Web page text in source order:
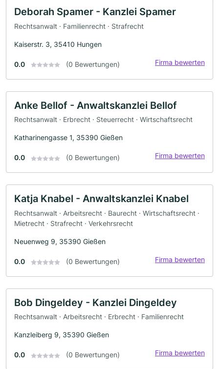
Deborah Spamer - Kanzlei Spamer
Rechtsanwalt · Familienrecht · Strafrecht
Kaiserstr. 3, 35410 Hungen
0.0 (0 Bewertungen) Firma bewerten
Anke Bellof - Anwaltskanzlei Bellof
Rechtsanwalt · Erbrecht · Steuerrecht · Wirtschaftsrecht
Katharinengasse 1, 35390 Gießen
0.0 (0 Bewertungen) Firma bewerten
Katja Knabel - Anwaltskanzlei Knabel
Rechtsanwalt · Arbeitsrecht · Baurecht · Wirtschaftsrecht ·
Mietrecht · Strafrecht · Verkehrsrecht
Neuenweg 9, 35390 Gießen
0.0 (0 Bewertungen) Firma bewerten
Bob Dingeldey - Kanzlei Dingeldey
Rechtsanwalt · Arbeitsrecht · Erbrecht · Familienrecht
Kanzleiberg 9, 35390 Gießen
0.0 (0 Bewertungen) Firma bewerten